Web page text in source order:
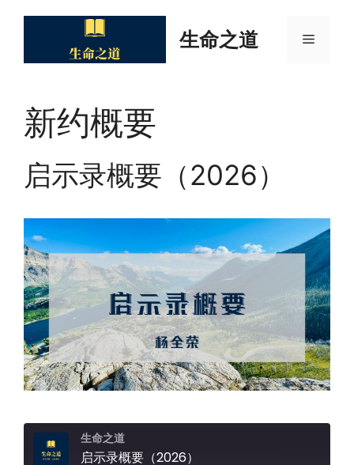
生命之道 Menu
新约概要
启示录概要（2026）
生命之道
启示录概要（2026）